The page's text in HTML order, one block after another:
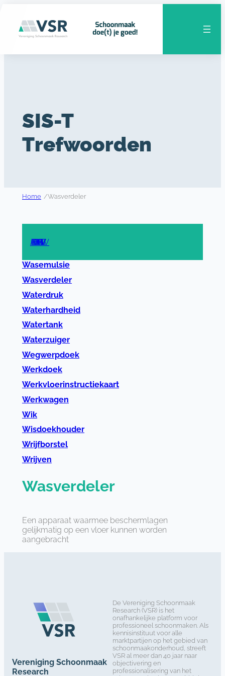
inhoud
SIS-T
Trefwoorden
Home /Wasverdeler
A
B
C
D
E
F
G
H
IJ
K
L
M
N
O
P
R
S
T
U
V
W
Z
Wasemulsie
Wasverdeler
Waterdruk
Waterhardheid
Watertank
Waterzuiger
Wegwerpdoek
Werkdoek
Werkvloerinstructiekaart
Werkwagen
Wik
Wisdoekhouder
Wrijfborstel
Wrijven
Wasverdeler
Een apparaat waarmee beschermlagen
gelijkmatig op een vloer kunnen worden
aangebracht
Vereniging Schoonmaak
Research
De Vereniging Schoonmaak
Research (VSR) is het
onafhankelijke platform voor
professioneel schoonmaken. Als
kennisinstituut voor alle
marktpartijen op het gebied van
schoonmaakonderhoud, streeft
VSR al meer dan 40 jaar naar
objectivering en
professionalisering van het